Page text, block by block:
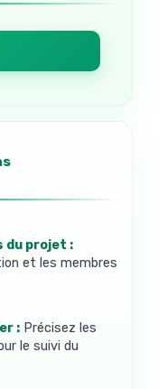
du projet :
et les membres
: Précisez les
le suivi du